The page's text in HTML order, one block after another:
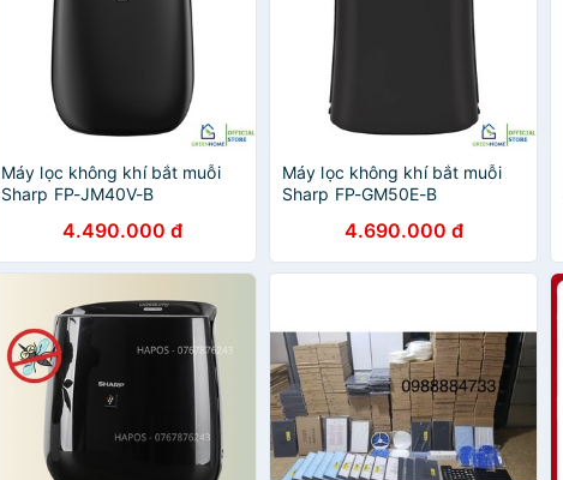
Máy lọc không khí bắt muỗi
Sharp FP-JM40V-B
4.490.000 đ
Máy lọc không khí bắt muỗi
Sharp FP-GM50E-B
4.690.000 đ